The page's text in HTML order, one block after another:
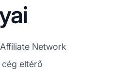
Network
eltérő